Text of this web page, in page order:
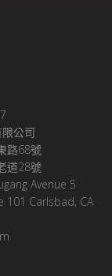
公司
路68號
道28號
Avenue 5
101 Carlsbad, CA